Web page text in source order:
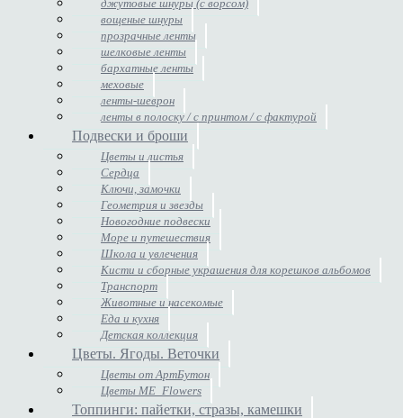
джутовые шнуры (с ворсом)
вощеные шнуры
прозрачные ленты
шелковые ленты
бархатные ленты
меховые
ленты-шеврон
ленты в полоску / с принтом / с фактурой
Подвески и броши
Цветы и листья
Сердца
Ключи, замочки
Геометрия и звезды
Новогодние подвески
Море и путешествия
Школа и увлечения
Кисти и сборные украшения для корешков альбомов
Транспорт
Животные и насекомые
Еда и кухня
Детская коллекция
Цветы. Ягоды. Веточки
Цветы от АртБутон
Цветы ME_Flowers
Топпинги: пайетки, стразы, камешки